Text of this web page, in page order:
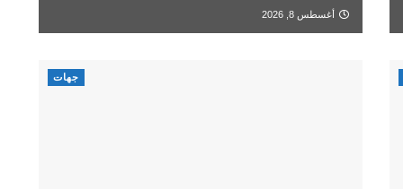
أغسطس 8, 2026
جهات